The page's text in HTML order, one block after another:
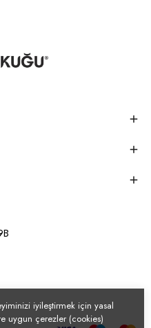
iyileştirmek için yasal
uygun çerezler (cookies)